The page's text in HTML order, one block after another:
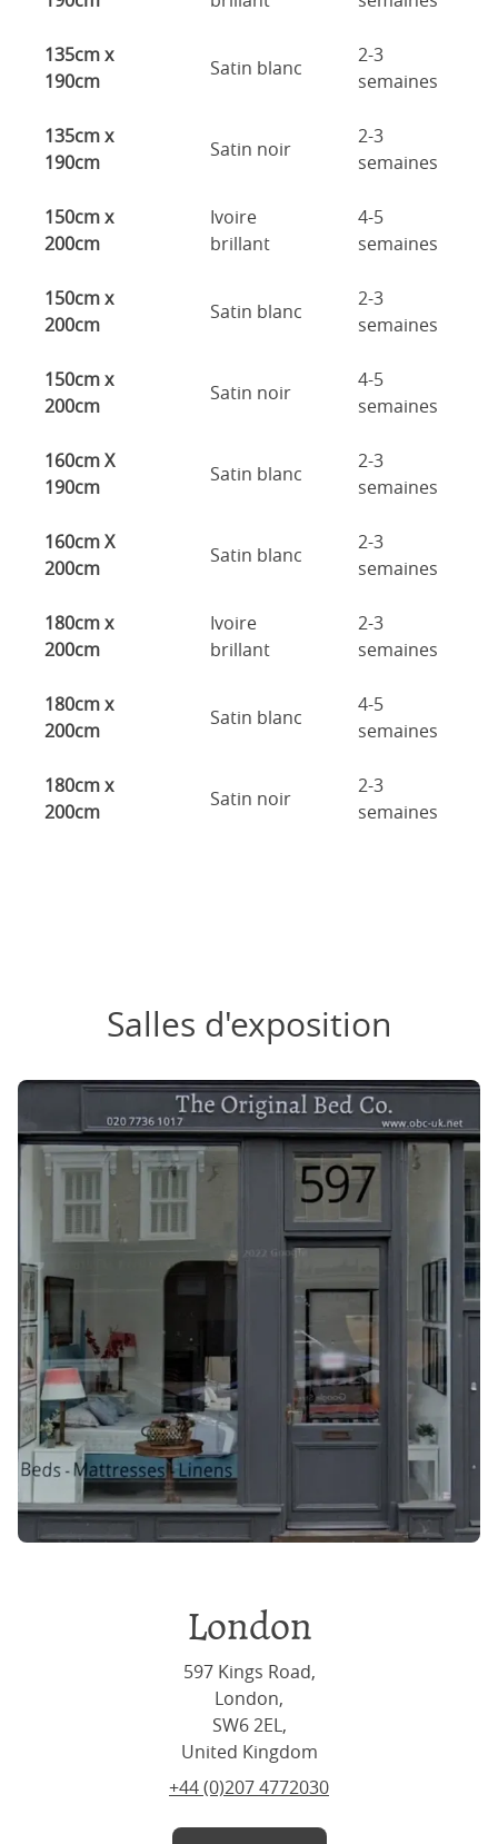
135cm x
190cm
Satin blanc
2-3
semaines
135cm x
190cm
Satin noir
2-3
semaines
150cm x
200cm
Ivoire
brillant
4-5
semaines
150cm x
200cm
Satin blanc
2-3
semaines
150cm x
200cm
Satin noir
4-5
semaines
160cm X
190cm
Satin blanc
2-3
semaines
160cm X
200cm
Satin blanc
2-3
semaines
180cm x
200cm
Ivoire
brillant
2-3
semaines
180cm x
200cm
Satin blanc
4-5
semaines
180cm x
200cm
Satin noir
2-3
semaines
Salles d'exposition
London
597 Kings Road,
London,
SW6 2EL,
United Kingdom
+44 (0)207 4772030